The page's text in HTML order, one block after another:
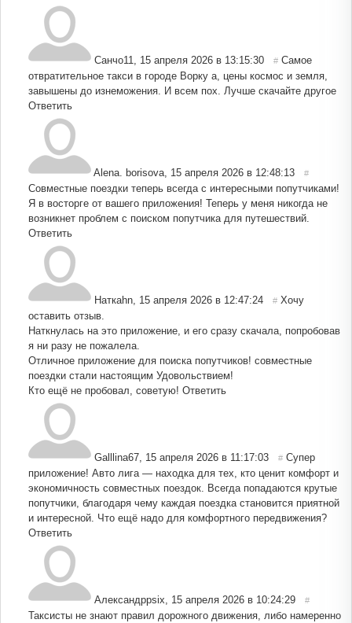
Санчо11 15 апреля 2026 в 13:15:30 # Самое
отвратительное такси в городе Ворку а, цены космос и земля,
завышены до изнеможения. И всем пох. Лучше скачайте другое
Ответить
Alena. borisova 15 апреля 2026 в 12:48:13 #
Совместные поездки теперь всегда с интересными попутчиками!
Я в восторге от вашего приложения! Теперь у меня никогда не
возникнет проблем с поиском попутчика для путешествий.
Ответить
Наткаhn 15 апреля 2026 в 12:47:24 # Хочу
оставить отзыв.
Наткнулась на это приложение, и его сразу скачала, попробовав
я ни разу не пожалела.
Отличное приложение для поиска попутчиков! совместные
поездки стали настоящим Удовольствием!
Кто ещё не пробовал, советую! Ответить
Galllina67 15 апреля 2026 в 11:17:03 # Супер
приложение! Авто лига — находка для тех, кто ценит комфорт и
экономичность совместных поездок. Всегда попадаются крутые
попутчики, благодаря чему каждая поездка становится приятной
и интересной. Что ещё надо для комфортного передвижения?
Ответить
Александрpsix 15 апреля 2026 в 10:24:29 #
Таксисты не знают правил дорожного движения, либо намеренно